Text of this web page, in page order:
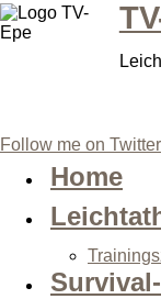
Follow me on Twitter
Home